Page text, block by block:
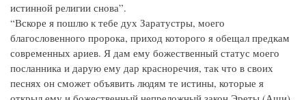
истинной религии снова”.
“Вскоре я пошлю к тебе дух Заратустры, моего
благословенного пророка, приход которого я обещал предкам
современных ариев. Я дам ему божественный статус моего
посланника и дарую ему дар красноречия, так что в своих
песнях он сможет объявить людям те истины, которые я